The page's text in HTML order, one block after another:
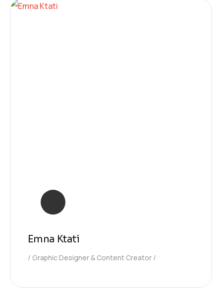
Emna Ktati
Graphic Designer & Content Creator